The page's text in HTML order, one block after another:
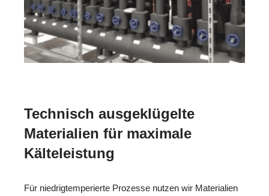
Technisch ausgeklügelte
Materialien für maximale
Kälteleistung
Für niedrigtemperierte Prozesse nutzen wir Materialien